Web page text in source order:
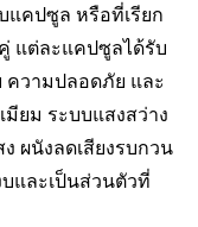
คปซูล หรือที่เรียก
แต่ละแคปซูลได้รับ
ความปลอดภัย และ
ยม ระบบแสงสว่าง
ผนังลดเสียงรบกวน
และเป็นส่วนตัวที่